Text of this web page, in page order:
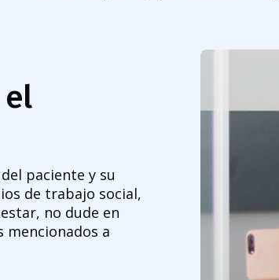
el
paciente y su
de trabajo social,
no dude en
a